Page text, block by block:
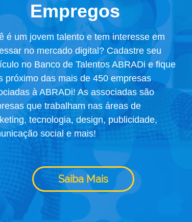
Empregos
é um jovem talento e tem interesse em
no mercado digital? Cadastre seu
no Banco de Talentos ABRADi e fique
próximo das mais de 450 empresas
à ABRADi! As associadas são
que trabalham nas áreas de
tecnologia, design, publicidade,
social e mais!
Saiba Mais